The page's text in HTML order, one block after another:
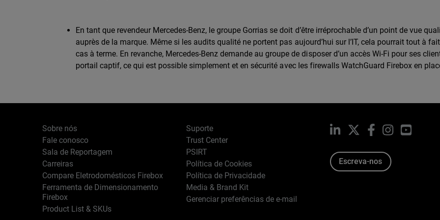
En tant que revendeur Mercedes-Benz, le groupe Gorrias se doit d’être irréprochable d’un point de vue
auprès de la marque. Même si les audits qualité ne portent pas aujourd’hui sur l’IT, cela pourrait tout à
cas à terme. En revanche, Mercedes-Benz demande au groupe de disposer d’un accès Wi-Fi pour ses
portail captif, ce qui est possible simplement et en sécurité avec les firewalls WatchGuard Firebox en
Sobre nós
Fale conosco
Sala de Reportagem
Carreiras
Compare Eletrodomésticos Firebox
Ferramenta de Dimensionamento
Firebox
Product List & SKUs
Suporte
Trust Center
PSIRT
Política de Cookies
Política de Privacidade
Media & Brand Kit
Gerenciar preferências de e-mail
LinkedIn Facebook
InstagramYouTube
Escreva-nos